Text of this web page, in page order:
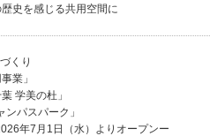
史を感じる共用空間に
くり
業」
学美の杜」
パスパーク」
年7月1日（水）よりオープンー